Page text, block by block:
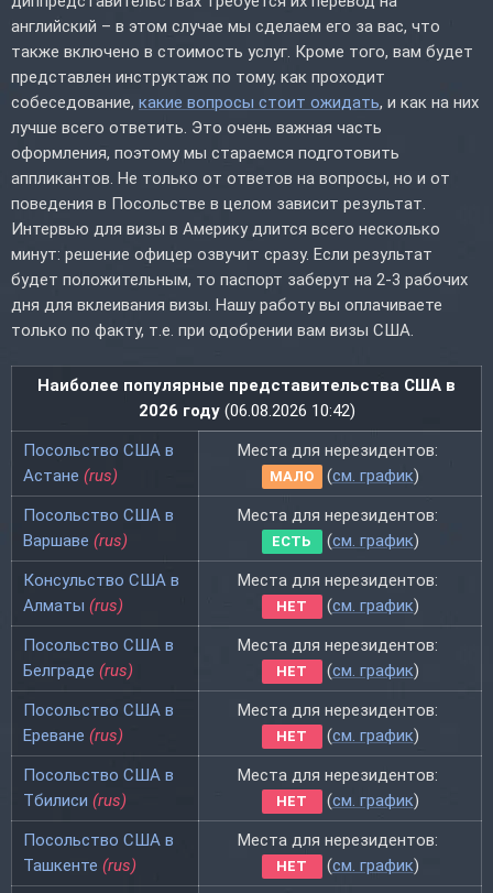
английский – в этом случае мы сделаем его за вас, что
также включено в стоимость услуг. Кроме того, вам будет
представлен инструктаж по тому, как проходит
собеседование, какие вопросы стоит ожидать, и как на них
лучше всего ответить. Это очень важная часть
оформления, поэтому мы стараемся подготовить
аппликантов. Не только от ответов на вопросы, но и от
поведения в Посольстве в целом зависит результат.
Интервью для визы в Америку длится всего несколько
минут: решение офицер озвучит сразу. Если результат
будет положительным, то паспорт заберут на 2-3 рабочих
дня для вклеивания визы. Нашу работу вы оплачиваете
только по факту, т.е. при одобрении вам визы США.
Наиболее популярные представительства США в
2026 году(06.08.2026 10:42)
Посольство США в
Астане (rus)
Места для нерезидентов:
МАЛО (см. график)
Посольство США в
Варшаве (rus)
Места для нерезидентов:
ЕСТЬ (см. график)
Консульство США в
Алматы (rus)
Места для нерезидентов:
НЕТ (см. график)
Посольство США в
Белграде (rus)
Места для нерезидентов:
НЕТ (см. график)
Посольство США в
Ереване (rus)
Места для нерезидентов:
НЕТ (см. график)
Посольство США в
Тбилиси (rus)
Места для нерезидентов:
НЕТ (см. график)
Посольство США в
Ташкенте (rus)
Места для нерезидентов:
НЕТ (см. график)